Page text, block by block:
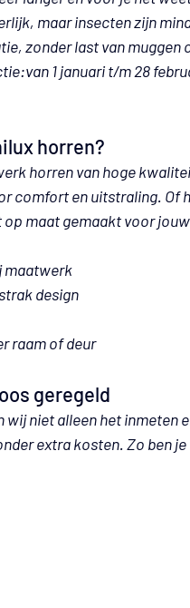
maar insecten zijn
zonder last van muggen
van 1 januari t/m 28
horren?
horren van hoge
comfort en uitstraling. Of
maat gemaakt voor
maatwerk
design
raam of deur
geregeld
niet alleen het inmeten
extra kosten. Zo ben